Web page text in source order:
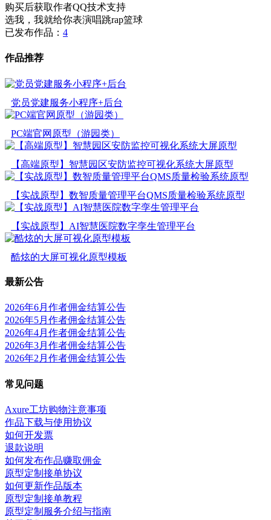
购买后获取作者QQ技术支持
选我，我就给你表演唱跳rap篮球
已发布作品： 4
作品推荐
党员党建服务小程序+后台
PC端官网原型（游园类）
【高端原型】智慧园区安防监控可视化系统大屏原型
【实战原型】数智质量管理平台QMS质量检验系统原型
【实战原型】AI智慧医院数字孪生管理平台
酷炫的大屏可视化原型模板
最新公告
2026年6月作者佣金结算公告
2026年5月作者佣金结算公告
2026年4月作者佣金结算公告
2026年3月作者佣金结算公告
2026年2月作者佣金结算公告
常见问题
Axure工坊购物注意事项
作品下载与使用协议
如何开发票
退款说明
如何发布作品赚取佣金
原型定制接单协议
如何更新作品版本
原型定制接单教程
原型定制服务介绍与指南